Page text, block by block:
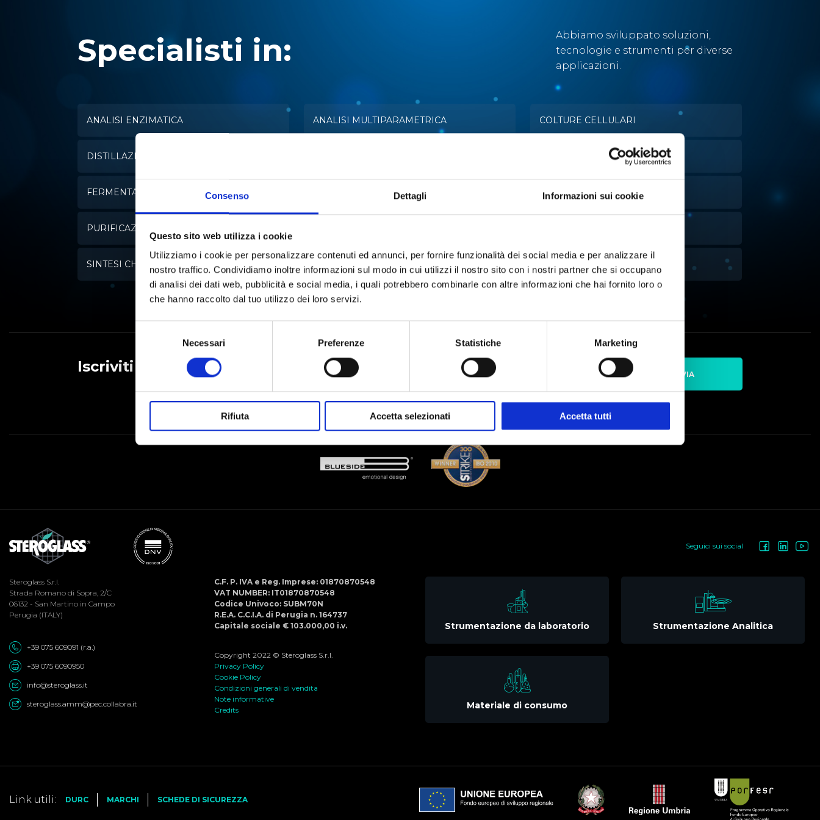
Consenso Dettagli Informazioni sui cookie
Questo sito web utilizza i cookie
Utilizziamo i cookie per personalizzare contenuti ed annunci, per fornire funzionalità dei social media e per analizzare il
nostro traffico. Condividiamo inoltre informazioni sul modo in cui utilizzi il nostro sito con i nostri partner che si occupano
di analisi dei dati web, pubblicità e social media, i quali potrebbero combinarle con altre informazioni che hai fornito loro o
che hanno raccolto dal tuo utilizzo dei loro servizi.
Necessari Preferenze Statistiche Marketing
Rifiuta Accetta selezionati Accetta tutti
Specialisti in:
Abbiamo sviluppato soluzioni,
tecnologie e strumenti per diverse
applicazioni.
ANALISI ENZIMATICA ANALISI MULTIPARAMETRICA COLTURE CELLULARI
DISTILLAZIONE EVAPORAZIONE
FERMENTAZIONE MANIPOLAZIONE LIQUIDI
PURIFICAZIONE DELL'ACQUA
SINTESI CHIMICA STABILITÀ TARTARICA TITOLAZIONE
Iscriviti alla Newsletter
Presto il consenso al trattamento dei dati personali dopo aver preso visione
informativa sul trattamento dei dati
INVIA
Menu
Seguici sui social
Steroglass S.r.l.
Strada Romano di Sopra, 2/C
06132 - San Martino in Campo
Perugia (ITALY)
+39 075 609091 (r.a.)
+39 075 6090950
info@steroglass.it
steroglass.amm@pec.collabra.it
C.F. P. IVA e Reg. Imprese: 01870870548
VAT NUMBER: IT01870870548
Codice Univoco: SUBM70N
R.E.A. C.C.I.A. di Perugia n. 164737
Capitale sociale € 103.000,00 i.v.
Copyright 2022 © Steroglass S.r.l.
Privacy Policy
Cookie Policy
Condizioni generali di vendita
Note informative
Credits
Strumentazione da laboratorio Strumentazione Analitica
Materiale di consumo
Link utili: DURC MARCHI SCHEDE DI SICUREZZA